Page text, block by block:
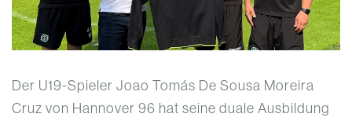
Der U19-Spieler Joao Tomás De Sousa Moreira
Cruz von Hannover 96 hat seine duale Ausbildung